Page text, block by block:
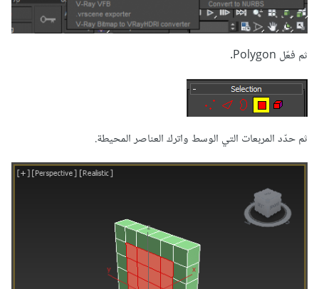
ثم فعّل Polygon.
ثم حدّد المربعات التي الوسط واترك العناصر المحيطة.